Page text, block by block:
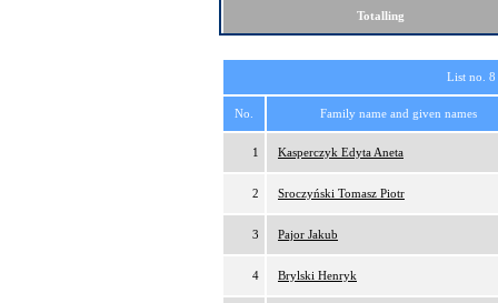
Totalling
List no.
No. Family name and given names
1 Kasperczyk Edyta Aneta
2 Sroczyński Tomasz Piotr
3 Pajor Jakub
4 Brylski Henryk